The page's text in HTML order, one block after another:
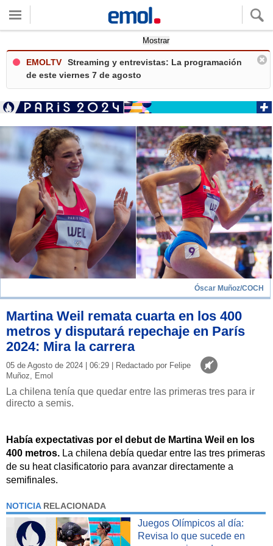
Mostrar
EMOLTV
Streaming y entrevistas: La programación
de este viernes 7 de agosto
Óscar Muñoz/COCH
Martina Weil remata cuarta en los 400
metros y disputará repechaje en París
2024: Mira la carrera
05 de Agosto de 2024 | 06:29 | Redactado por Felipe
Muñoz, Emol
La chilena tenía que quedar entre las primeras tres para ir
directo a semis.
Había expectativas por el debut de Martina Weil en los
400 metros. La chilena debía quedar entre las tres primeras
de su heat clasificatorio para avanzar directamente a
semifinales.
NOTICIARELACIONADA
Juegos Olímpicos al día:
Revisa lo que sucede en